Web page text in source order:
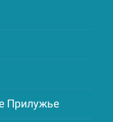
Прилужье